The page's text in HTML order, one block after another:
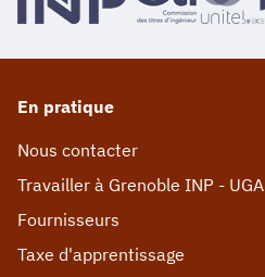
En pratique
Nous contacter
Travailler à Grenoble INP - UGA
Fournisseurs
Taxe d'apprentissage